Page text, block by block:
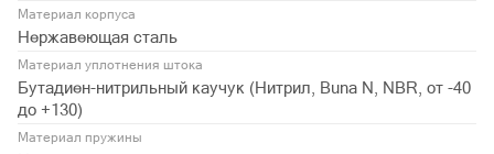
Материал корпуса
Нержавеющая сталь
Материал уплотнения штока
Бутадиен-нитрильный каучук (Нитрил, Buna N, NBR, от -40
до +130)
Материал пружины